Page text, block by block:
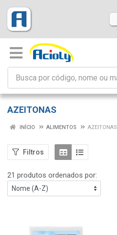
AZEITONAS
INÍCIO ALIMENTOS AZEITONAS
Filtros
21 produtos ordenados por: